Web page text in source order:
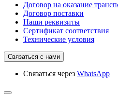
Договор на оказание
Договор поставки
Наши реквизиты
Сертификат соответствия
Технические условия
Связаться с нами
Связаться через WhatsApp